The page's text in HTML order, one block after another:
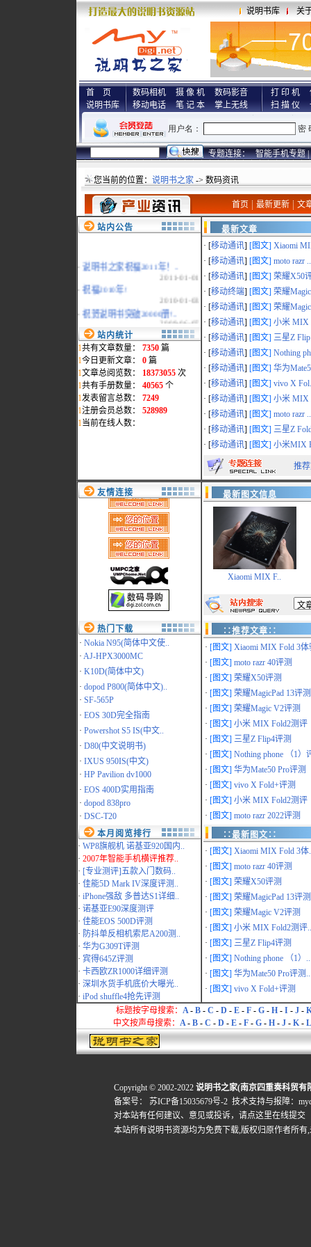
说明书库 关
首 页
说明书库
数码相机 摄 像 机
数码影音
移动电话
笔 记 本 掌上无线
打 印 机
扫 描 仪
专题连接： 智能手机专题 |
您当前的位置： 说明书之家 -> 数码资讯
首页 最新更新 文
站内公告
· 说明书之家祝福2011年！..
2011-01-01
·祝福2010年!
2010-01-03
·祝贺说明书突破20000册!..
2009-06-07
· 祝广大说明书之家的支持..
2008-02-04
·祝贺淘团网淘团专版发布..
2007-10-19
·www.myreadme.com新域名..
2007-07-02
·本站统一采用www.mydigi..
2007-02-15
·地震影响，部分页面打开..
2006-09-28
· 网络维护公告
2006-09-19
最新添加松下数码相机和..
2006-09-10
站内统计
1共有文章数量： 7350 篇
1今日更新文章： 0 篇
1文章总阅览数： 18373055 次
1共有手册数量： 40565 个
1发表留言总数： 7249
1注册会员总数： 528989
1当前在线人数：
最新文章
· [移动通讯] [图文] Xiaomi
· [移动通讯] [图文] moto razr ..
· [移动通讯] [图文] 荣耀X50
· [移动终端] [图文] 荣耀
· [移动通讯] [图文] 荣耀
· [移动通讯] [图文] 小米 MIX
· [移动通讯] [图文] 三星Z
· [移动通讯] [图文] Nothing
· [移动通讯] [图文] 华为
· [移动通讯] [图文] vivo X
· [移动通讯] [图文] 小米 MIX
· [移动通讯] [图文] moto razr ..
· [移动通讯] [图文] 三星Z
· [移动通讯] [图文] 小米MIX
推
友情连接
热门下载
· Nokia N95(简体中文使..
· AJ-HPX3000MC
· K10D(简体中文)
· dopod P800(简体中文)..
· SF-565P
· EOS 30D完全指南
· Powershot S5 IS(中文..
· D80(中文说明书)
· IXUS 950IS(中文)
· HP Pavilion dv1000
· EOS 400D实用指南
· dopod 838pro
· DSC-T20
本月阅览排行
· WP8旗舰机 诺基亚920国内..
· 2007年智能手机横评推荐..
· [专业测评]五款入门数码..
· 佳能5D Mark IV深度评测..
· iPhone强敌 多普达S1详细..
· 诺基亚E90深度测评
· 佳能EOS 500D评测
· 防抖单反相机索尼A200测..
· 华为G309T评测
· 宾得645Z评测
· 卡西欧ZR1000详细评测
· 深圳水货手机底价大曝光..
· iPod shuffle4抢先评测
最新图文信息
Xiaomi MIX F..
∷推荐文章∷
· [图文] Xiaomi MIX Fold 3体
· [图文] moto razr 40评测
· [图文] 荣耀X50评测
· [图文] 荣耀MagicPad 13评测
· [图文] 荣耀Magic V2评测
· [图文] 小米 MIX Fold2测评
· [图文] 三星Z Flip4评测
· [图文] Nothing phone （1）
· [图文] 华为Mate50 Pro评测
· [图文] vivo X Fold+评测
· [图文] 小米 MIX Fold2测评
· [图文] moto razr 2022评测
∷最新图文∷
· [图文] Xiaomi MIX Fold 3体
· [图文] moto razr 40评测
· [图文] 荣耀X50评测
· [图文] 荣耀MagicPad 13评
· [图文] 荣耀Magic V2评测
· [图文] 小米 MIX Fold2测评..
· [图文] 三星Z Flip4评测
· [图文] Nothing phone （1）..
· [图文] 华为Mate50 Pro评测..
· [图文] vivo X Fold+评测
标题按字母搜索： A- B- C - D - E- F- G- H- I- J-
中文按声母搜索： A- B - C - D - E - F - G - H - J - K - L
Copyright © 2002-2022 说明书之家(南京四重奏科贸有
备案号：
苏ICP备15035679号-2 技术支持与报障：
对本站有任何建议、意见或投诉， 请点这里在线提交
本站所有说明书资源均为免费下载,版权归原作者所